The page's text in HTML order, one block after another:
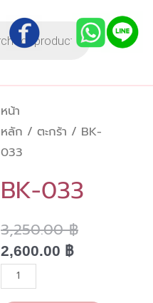
หน้า
หลัก / ตะกร้า / BK-
033
BK-033
3,250.00฿Original
2,600.00 ฿
Current
price
จำนวน
BK-